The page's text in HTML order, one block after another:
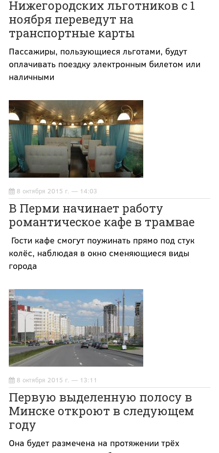
Нижегородских льготников с 1
ноября переведут на
транспортные карты
Пассажиры, пользующиеся льготами, будут
оплачивать поездку электронным билетом или
наличными
8 октября 2015 г. — 14:03
В Перми начинает работу
романтическое кафе в трамвае
Гости кафе смогут поужинать прямо под стук
колёс, наблюдая в окно сменяющиеся виды
города
8 октября 2015 г. — 13:11
Первую выделенную полосу в
Минске откроют в следующем
году
Она будет размечена на протяжении трёх